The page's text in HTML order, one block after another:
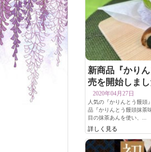
新商品『かり
売を開始しま
2020年04月27日
人気の『かりんとう饅頭
品『かりんとう饅頭抹茶
目の抹茶あんを使い、...
詳しく見る